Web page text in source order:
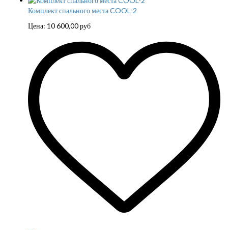
Комплект спального места COOL-2
Цена: 10 600,00руб